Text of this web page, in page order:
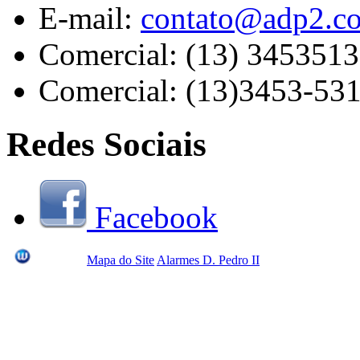
E-mail:
Comercial: (13)
Comercial: (13)3453-
Redes Sociais
Facebook
Mapa do Site Alarmes D. Pedro II